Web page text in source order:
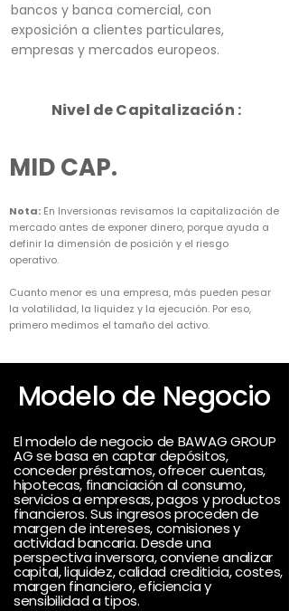
bancos y banca comercial, con
exposición a clientes particulares,
empresas y mercados europeos.
Nivel de Capitalización :
MID CAP.
Nota: En Inversionas revisamos la capitalización de
mercado antes de exponer dinero, porque ayuda a
definir la dimensión de posición y el riesgo
operativo.
Cuanto menor es una empresa, más pueden pesar
la volatilidad, la liquidez y la ejecución. Por eso,
primero medimos el tamaño del activo.
Modelo de Negocio
El modelo de negocio de BAWAG GROUP
AG se basa en captar depósitos,
conceder préstamos, ofrecer cuentas,
hipotecas, financiación al consumo,
servicios a empresas, pagos y productos
financieros. Sus ingresos proceden de
margen de intereses, comisiones y
actividad bancaria. Desde una
perspectiva inversora, conviene analizar
capital, liquidez, calidad crediticia, costes,
margen financiero, eficiencia y
sensibilidad a tipos.